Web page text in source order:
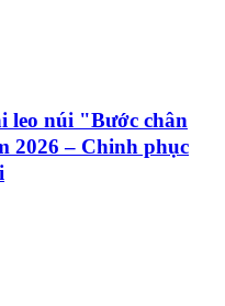
leo núi "Bước chân
2026 – Chinh phục